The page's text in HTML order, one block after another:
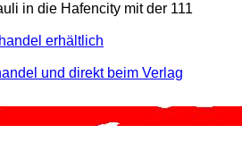
in die Hafencity mit der 111
erhältlich
und direkt beim Verlag